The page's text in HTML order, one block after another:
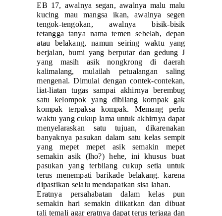
EB 17, awalnya segan, awalnya malu malu
kucing mau mangsa ikan, awalnya segen
tengok-tengokan, awalnya bisik-bisik
tetangga tanya nama temen sebelah, depan
atau belakang, namun seiring waktu yang
berjalan, bumi yang berputar dan gedung J
yang masih asik nongkrong di daerah
kalimalang, mulailah petualangan saling
mengenal. Dimulai dengan contek-contekan,
liat-liatan tugas sampai akhirnya berembug
satu kelompok yang dibilang kompak gak
kompak terpaksa kompak. Memang perlu
waktu yang cukup lama untuk akhirnya dapat
menyelaraskan satu tujuan, dikarenakan
banyaknya pasukan dalam satu kelas sempit
yang mepet mepet asik semakin mepet
semakin asik (lho?) hehe, ini khusus buat
pasukan yang terbilang cukup setia untuk
terus menempati barikade belakang. karena
dipastikan selalu mendapatkan sisa lahan.
Eratnya persahabatan dalam kelas pun
semakin hari semakin diikatkan dan dibuat
tali temali agar eratnya dapat terus terjaga dan